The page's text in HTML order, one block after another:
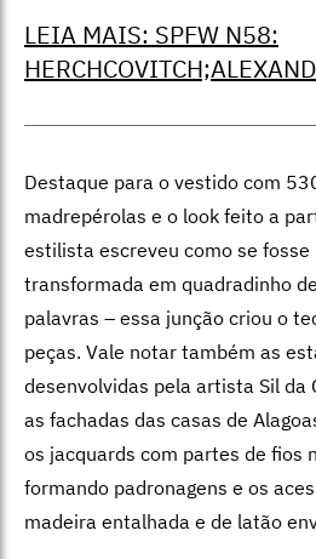
LEIA MAIS: SPFW N58:
Destaque para o vestido com
madrepérolas e o look feito a
estilista escreveu como se fosse
transformada em quadradinho
palavras – essa junção criou o
peças. Vale notar também as
desenvolvidas pela artista Sil da
as fachadas das casas de
os jacquards com partes de fios
formando padronagens e os
madeira entalhada e de latão